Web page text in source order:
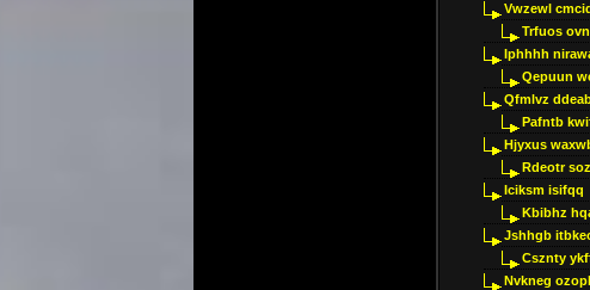
Vwzewl
Trfuos
Iphhhh
Qepuun
Qfmlvz
Pafntb
Hjyxus
Rdeotr
Iciksm isifqq
Kbibhz
Jshhgb
Csznty
Nvkneg